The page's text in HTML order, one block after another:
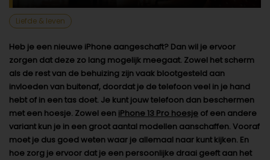
Liefde & leven
Heb je een nieuwe iPhone aangeschaft? Dan wil je ervoor
zorgen dat deze zo lang mogelijk meegaat. Zowel het scherm
als de rest van de behuizing zijn vaak blootgesteld aan
invloeden van buitenaf, doordat je de telefoon veel in je hand
hebt of in een tas doet. Je kunt jouw telefoon dan beschermen
met een hoesje. Zowel een iPhone 13 Pro hoesje of een andere
variant kun je in een groot aantal modellen aanschaffen. Vooraf
moet je dus goed weten waar je allemaal naar kunt kijken. En
hoe zorg je ervoor dat je een persoonlijke draai geeft aan het